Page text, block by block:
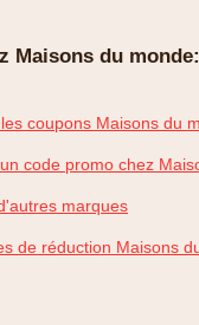
Maisons du
coupons Maisons du
code promo chez
marques
de réduction Maisons